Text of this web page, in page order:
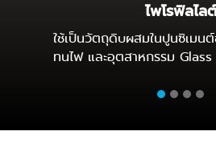
ไพโรฟิลไลต์
ใช้เป็นวัตถุดิบผสมในปูนซิเม
ทนไฟ และอุตสาหกรรม